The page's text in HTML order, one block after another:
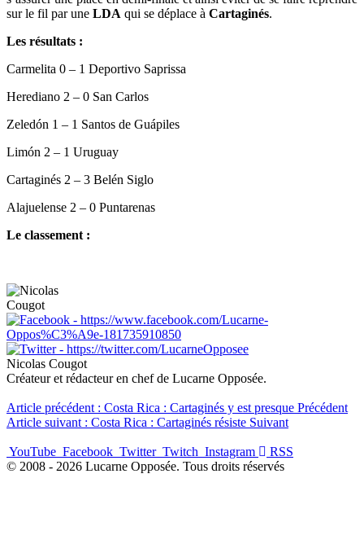
sur le fil par une LDA qui se déplace à Cartaginés.
Les résultats :
Carmelita 0 – 1 Deportivo Saprissa
Herediano 2 – 0 San Carlos
Zeledón 1 – 1 Santos de Guápiles
Limón 2 – 1 Uruguay
Cartaginés 2 – 3 Belén Siglo
Alajuelense 2 – 0 Puntarenas
Le classement :
Nicolas Cougot
Créateur et rédacteur en chef de Lucarne Opposée.
Article précédent : Costa Rica : Cartaginés y est presque Précédent
Article suivant : Costa Rica : Cartaginés résiste Suivant
YouTube Facebook Twitter Twitch Instagram
RSS
© 2008 - 2026 Lucarne Opposée. Tous droits réservés